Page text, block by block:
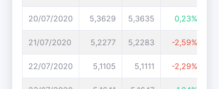
20/07/2020 5,3629 5,3635 0,23%
21/07/2020 5,2277 5,2283 -2,59%
22/07/2020 5,1105 5,1111 -2,29%